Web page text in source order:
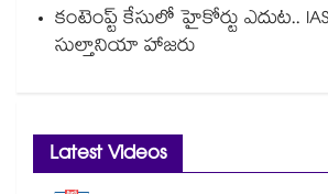
కంటెంప్ట్ కేసులో హైకోర్టు ఎదుట..
సుల్తానియా హాజరు
Latest Videos